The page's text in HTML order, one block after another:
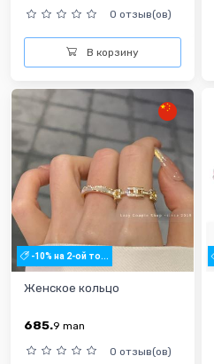
0 отзыв(ов)
В корзину
-10% на 2-ой то...
Женское кольцо
685.9 man
0 отзыв(ов)